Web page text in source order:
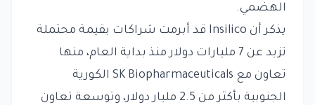
الهضمي.
يذكر أن Insilico قد أبرمت شراكات بقيمة محتملة
تزيد عن 7 مليارات دولار منذ بداية العام، منها
تعاون مع SK Biopharmaceuticals الكورية
الجنوبية بأكثر من 2.5 مليار دولار، وتوسعة تعاون